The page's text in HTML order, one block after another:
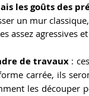
les goûts des
un mur
assez agressives
de travaux :
carrée, ils
les découper